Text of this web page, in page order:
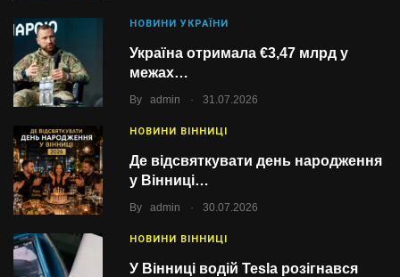
НОВИНИ УКРАЇНИ
Україна отримала €3,47 млрд у
межах…
By admin . 31.07.2026
НОВИНИ ВІННИЦІ
Де відсвяткувати день народження
у Вінниці…
By admin . 30.07.2026
НОВИНИ ВІННИЦІ
У Вінниці водій Tesla розігнався